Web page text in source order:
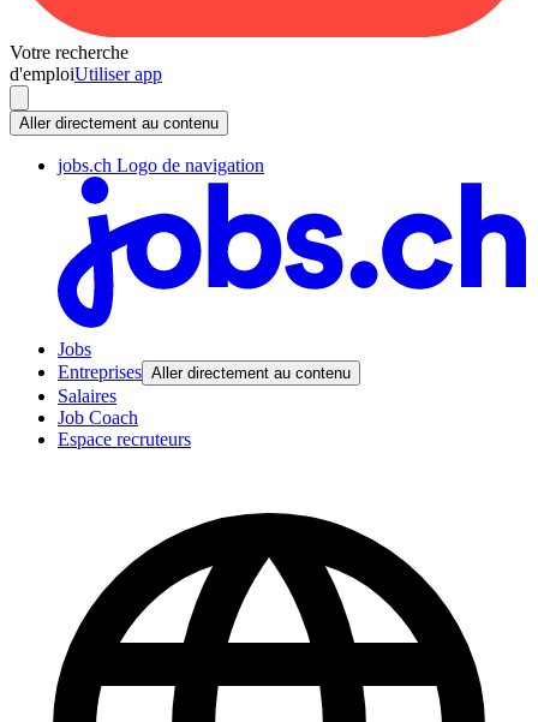
Votre recherche
d'emploiUtiliser app
Aller directement au contenu
jobs.ch Logo de navigation
Jobs
Entreprises Aller directement au contenu
Salaires
Job Coach
Espace recruteurs